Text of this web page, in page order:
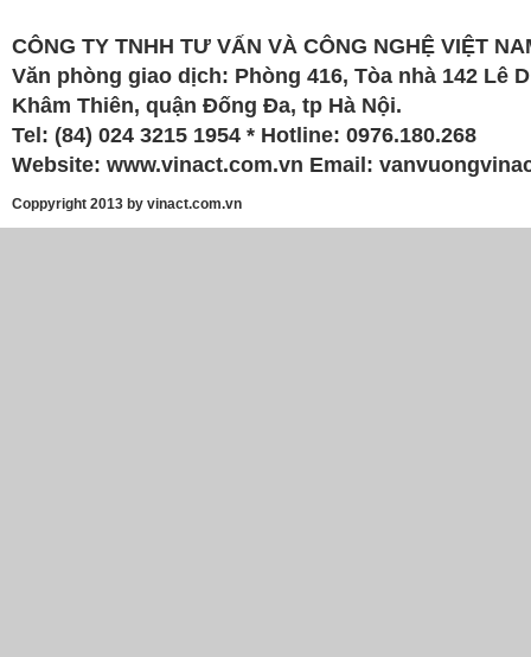
CÔNG TY TNHH TƯ VẤN VÀ CÔNG NGHỆ VIỆT
Văn phòng giao dịch: Phòng 416, Tòa nhà 142 Lê
Khâm Thiên, quận Đống Đa, tp Hà Nội.
Tel: (84) 024 3215 1954 * Hotline: 0976.180.268
Website: www.vinact.com.vn Email:
Coppyright 2013 by vinact.com.vn